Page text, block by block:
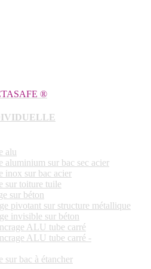
®
alu
aluminium sur bac sec acier
inox sur bac acier
sur toiture tuile
sur béton
pivotant sur structure métallique
invisible sur béton
ALU tube carré
ALU tube carré -
sur bac à étancher